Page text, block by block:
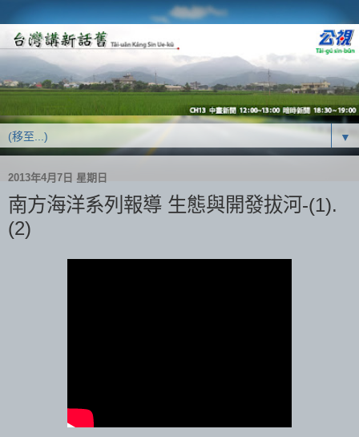
▼
2013年4月7日 星期日
南方海洋系列報導 生態與開發拔河-(1).
(2)